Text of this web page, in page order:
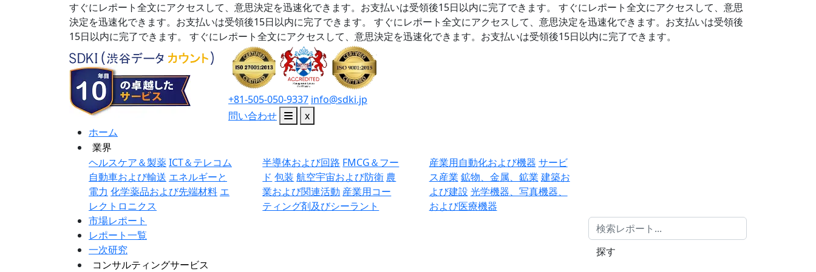
すぐにレポート全文にアクセスして、意思決定を迅速化できます。お支払いは受領後15日以内に完了できます。
すぐにレポート全文にアクセスして、意思
決定を迅速化できます。お支払いは受領後15日以内に完了できます。
すぐにレポート全文にアクセスして、意思決定を迅速化できます。お支払いは受領後
15日以内に完了できます。
すぐにレポート全文にアクセスして、意思決定を迅速化できます。お支払いは受領後15日以内に完了できます。
+81-505-050-9337 info@sdki.jp
問い合わせ
x
ホーム
業界
ヘルスケア＆製薬ICT＆テレコム
自動車および輸送 エネルギーと
電力 化学薬品および先端材料 エ
レクトロニクス
半導体および回路 FMCG＆フー
ド 包装 航空宇宙および防衛 農
業および関連活動 産業用コー
ティング剤及びシーラント
産業用自動化および機器 サービ
ス産業 鉱物、金属、鉱業 建築お
よび建設 光学機器、写真機器、
および医療機器
市場レポート
レポート一覧
一次研究
コンサルティングサービス
探す